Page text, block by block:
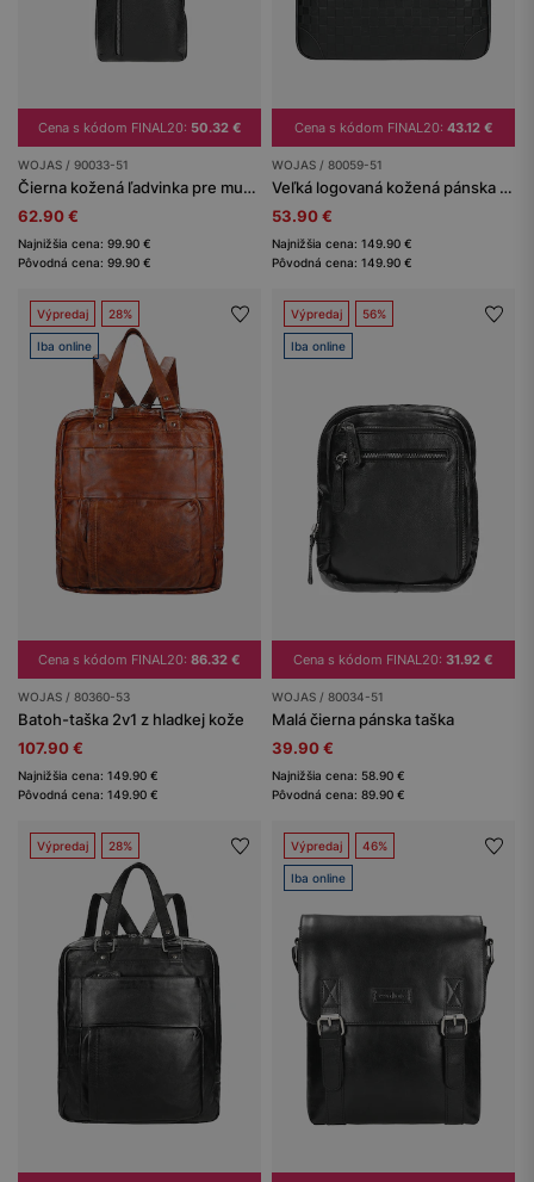
Cena s kódom FINAL20: 50.32 €
WOJAS / 90033-51
Čierna kožená ľadvinka pre mužov
62.90 €
Najnižšia cena: 99.90 €
Pôvodná cena: 99.90 €
Cena s kódom FINAL20: 43.12 €
WOJAS / 80059-51
Veľká logovaná kožená pánska taška s priehradkou na laptop
53.90 €
Najnižšia cena: 149.90 €
Pôvodná cena: 149.90 €
Výpredaj 28%
Iba online
Cena s kódom FINAL20: 86.32 €
WOJAS / 80360-53
Batoh-taška 2v1 z hladkej kože
107.90 €
Najnižšia cena: 149.90 €
Pôvodná cena: 149.90 €
Výpredaj 56%
Iba online
Cena s kódom FINAL20: 31.92 €
WOJAS / 80034-51
Malá čierna pánska taška
39.90 €
Najnižšia cena: 58.90 €
Pôvodná cena: 89.90 €
Výpredaj 28% Výpredaj 46%
Iba online